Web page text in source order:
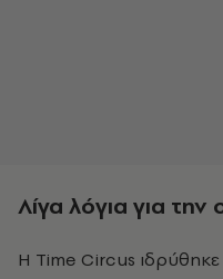
Λίγα λόγια για
Η Time Circus